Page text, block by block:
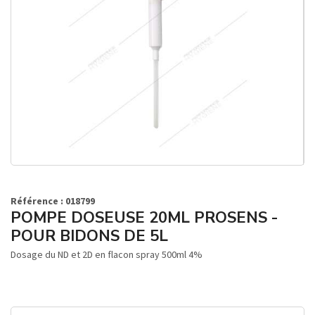
Référence : 018799
POMPE DOSEUSE 20ML PROSENS -
POUR BIDONS DE 5L
Dosage du ND et 2D en flacon spray 500ml 4%